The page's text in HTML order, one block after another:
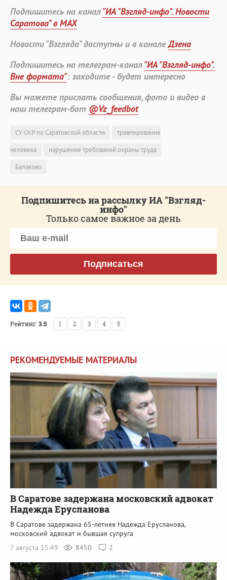
Подпишитесь на канал"ИА "Взгляд-инфо". Новости
Саратова" в MAX
Новости "Взгляда" доступны и в каналеДзена
Подпишитесь на телеграм-канал"ИА "Взгляд-инфо".
Вне формата": заходите - будет интересно
Вы можете прислать сообщения, фото и видео в
наш телеграм-бот @Vz_feedbot
СУ СКР по Саратовской области
травмирование
человека
нарушение требований охраны труда
Балаково
Подпишитесь на рассылку ИА "Взгляд-
инфо"
Только самое важное за день
Подписаться
Рейтинг:3.5 1 2 3 4 5
РЕКОМЕНДУЕМЫЕ МАТЕРИАЛЫ
В Саратове задержана московский адвокат
Надежда Ерусланова
В Саратове задержана 65-летняя Надежда Ерусланова,
московский адвокат и бывшая супруга
7 августа 15:49
8450 2